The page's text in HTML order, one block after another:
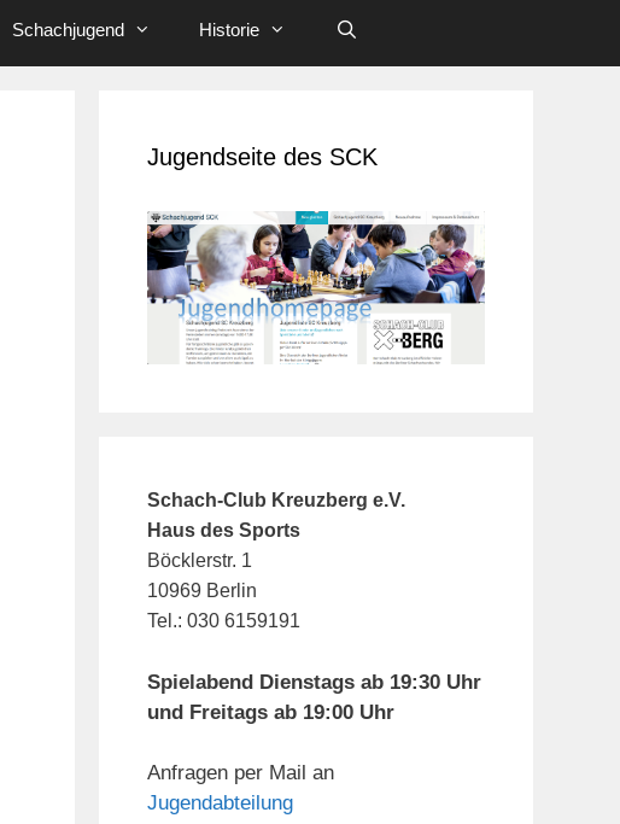
Schachjugend Historie
Jugendseite des SCK
Schach-Club Kreuzberg e.V.
Haus des Sports
Böcklerstr. 1
10969 Berlin
Tel.: 030 6159191
Spielabend Dienstags ab 19:30 Uhr
und Freitags ab 19:00 Uhr
Anfragen per Mail an
Jugendabteilung